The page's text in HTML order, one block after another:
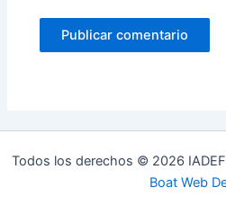
Todos los derechos © 2026
Boat Web